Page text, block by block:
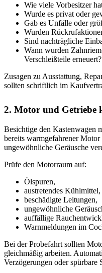
Wie viele Vorbesitzer
Wurde es privat oder
Gab es Unfälle oder
Wurden
Sind nachträgliche
Wann wurden
Verschleißteile erneuert?
Zusagen zu Ausstattung,
sollten schriftlich im
2. Motor und Getriebe
Besichtige den Kastenwagen
bereits warmgefahrener
ungewöhnliche Geräusche
Prüfe den Motorraum auf:
Ölspuren,
austretendes Kühlmittel,
beschädigte Leitungen,
ungewöhnliche
auffällige
Warnmeldungen im
Bei der Probefahrt sollten
gleichmäßig arbeiten.
Verzögerungen oder spürbare